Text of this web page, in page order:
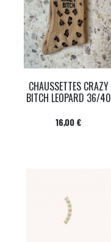
CHAUSSETTES CRAZY
BITCH LEOPARD 36/40
Prix
16,00 €